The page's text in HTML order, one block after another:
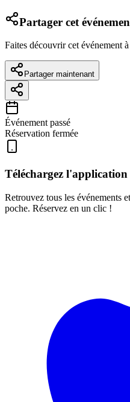
Partager cet
Faites découvrir cet événement
Partager maintenant
Événement passé
Réservation fermée
Téléchargez l'application
Retrouvez tous les événements
poche. Réservez en un clic !